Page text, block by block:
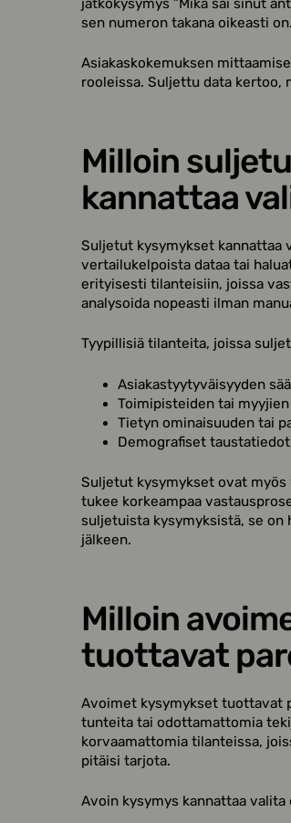
jatkokysymys ”Mikä sai sinut
sen numeron takana oikeasti on.
Asiakaskokemuksen
rooleissa. Suljettu data kertoo,
Milloin
kannattaa
Suljetut kysymykset kannattaa
vertailukelpoista dataa tai
erityisesti tilanteisiin, joissa
analysoida nopeasti ilman
Tyypillisiä tilanteita, joissa
Asiakastyytyväisyyden
Toimipisteiden tai
Tietyn ominaisuuden tai
Demografiset
Suljetut kysymykset ovat myös
tukee korkeampaa
suljetuista kysymyksistä, se on
jälkeen.
Milloin
tuottavat
Avoimet kysymykset tuottavat
tunteita tai odottamattomia
korvaamattomia tilanteissa,
pitäisi tarjota.
Avoin kysymys kannattaa